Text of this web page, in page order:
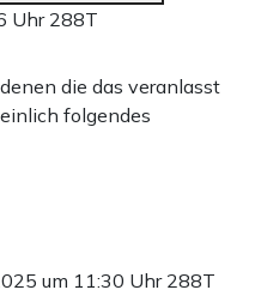
Uhr 288T
die das veranlasst
folgendes
um 11:30 Uhr 288T